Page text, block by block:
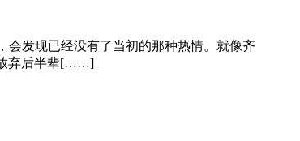
会发现已经没有了当初的那种热情。就像齐
放弃后半辈[……]